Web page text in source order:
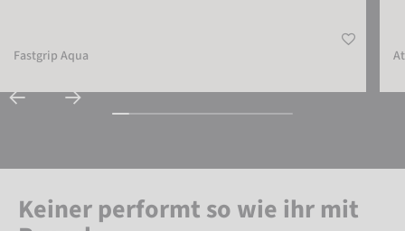
Fastgrip Aqua
Keiner performt so wie ihr mit